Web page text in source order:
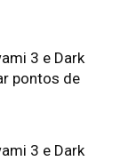
3 e Dark
pontos de
3 e Dark